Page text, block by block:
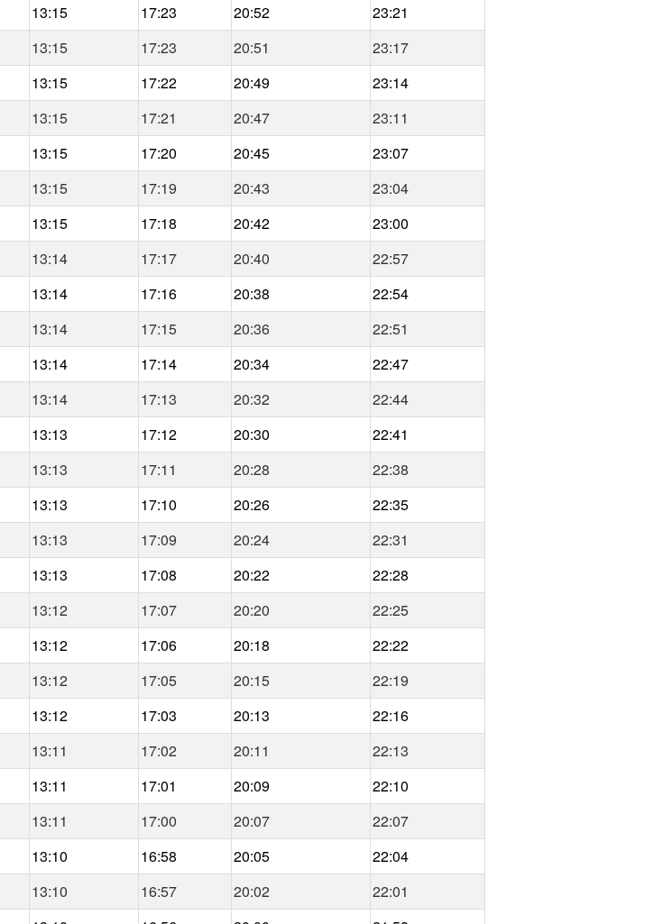
13:15 17:23 20:52
23:21
13:15 17:23 20:51
23:17
13:15 17:22 20:49
23:14
13:15 17:21 20:47
23:11
13:15 17:20 20:45
23:07
13:15 17:19 20:43
23:04
13:15 17:18 20:42
23:00
13:14 17:17 20:40
22:57
13:14 17:16 20:38
22:54
13:14 17:15 20:36
22:51
13:14 17:14 20:34
22:47
13:14 17:13 20:32
22:44
13:13 17:12 20:30
22:41
13:13 17:11 20:28
22:38
13:13 17:10 20:26
22:35
13:13 17:09 20:24
22:31
13:13 17:08 20:22
22:28
13:12 17:07 20:20
22:25
13:12 17:06 20:18
22:22
13:12 17:05 20:15
22:19
13:12 17:03 20:13
22:16
13:11 17:02 20:11
22:13
13:11 17:01 20:09
22:10
13:11 17:00 20:07
22:07
13:10 16:58 20:05
22:04
13:10 16:57 20:02
22:01